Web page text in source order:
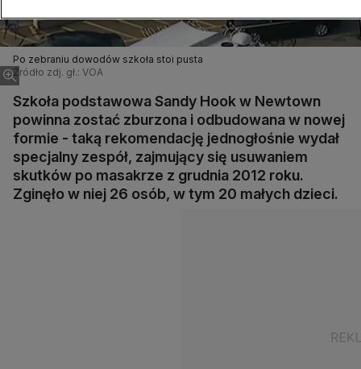
Po zebraniu dowodów szkoła stoi pusta
Źródło zdj. gł.: VOA
Szkoła podstawowa Sandy Hook w Newtown
powinna zostać zburzona i odbudowana w nowej
formie - taką rekomendację jednogłośnie wydał
specjalny zespół, zajmujący się usuwaniem
skutków po masakrze z grudnia 2012 roku.
Zginęło w niej 26 osób, w tym 20 małych dzieci.